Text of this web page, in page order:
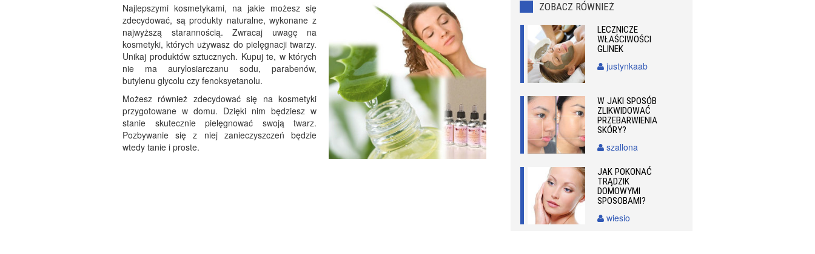
Najlepszymi kosmetykami, na jakie możesz się
zdecydować, są produkty naturalne, wykonane z
najwyższą starannością. Zwracaj uwagę na
kosmetyki, których używasz do pielęgnacji twarzy.
Unikaj produktów sztucznych. Kupuj te, w których
nie ma aurylosiarczanu sodu, parabenów,
butylenu glycolu czy fenoksyetanolu.
Możesz również zdecydować się na kosmetyki
przygotowane w domu. Dzięki nim będziesz w
stanie skutecznie pielęgnować swoją twarz.
Pozbywanie się z niej zanieczyszczeń będzie
wtedy tanie i proste.
ZOBACZ RÓWNIEŻ
LECZNICZE
WŁAŚCIWOŚCI
GLINEK
justynkaab
W JAKI SPOSÓB
ZLIKWIDOWAĆ
PRZEBARWIENIA
SKÓRY?
szallona
JAK POKONAĆ
TRĄDZIK
DOMOWYMI
SPOSOBAMI?
wiesio